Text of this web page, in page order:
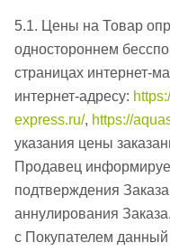
5.1. Цены на Товар
одностороннем
страницах интернет-
интернет-адресу:
express.ru/, https://
указания цены
Продавец
подтверждения
аннулирования
с Покупателем данный